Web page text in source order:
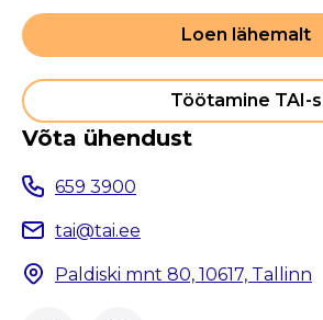
Loen lähemalt
Töötamine TAI-s
Võta ühendust
659 3900
tai@tai.ee
Paldiski mnt 80, 10617, Tallinn